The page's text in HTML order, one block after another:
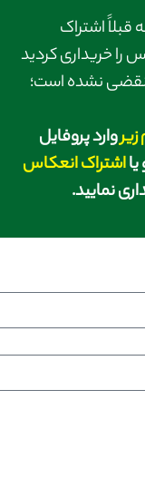
اشتراک
را خریداری کردید
نشده است؛
وارد پروفایل
اشتراک انعکاس
نمایید.